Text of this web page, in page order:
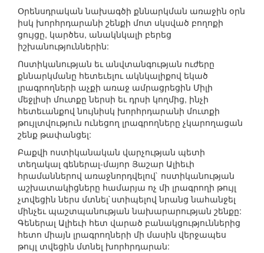
Օրենսդրական նախագծի քննարկման առաջին օրն
իսկ խորհրդարանի շենքի մոտ սկսված բողոքի
ցույցը, կարծես, անակնկալի բերեց
իշխանություններին:
Ոստիկանության եւ անվտանգության ուժերը
քննարկմանը հետեւելու ակնկալիքով եկած
լրագրողների աչքի առաջ ամրացրեցին Միլի
մեջլիսի մուտքը ներսի եւ դրսի կողմից, ինչի
հետեւանքով նույնիսկ խորհրդարանի մուտքի
թույլտվություն ունեցող լրագրողները չկարողացան
շենք թափանցել:
Բաքվի ոստիկանական վարչության պետի
տեղակալ գեներալ-մայոր Յաշար Ալիեւի
հրամաններով առաջնորդվելով` ոստիկանության
աշխատակիցները համարյա ոչ մի լրագրողի թույլ
չտվեցին ներս մտնել`ստիպելով նրանց նահանջել
մինչեւ պաշտպանության նախարարության շենքը:
Գեներալ Ալիեւի հետ վարած բանակցություններից
հետո միայն լրագրողների մի մասին վերջապես
թույլ տվեցին մտնել խորհրդարան: